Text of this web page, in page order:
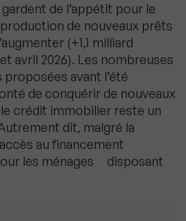
de l’appétit pour le
de nouveaux prêts
(+1,1 milliard
avril 2026). Les nombreuses
avant l’été
de conquérir de nouveaux
crédit immobilier reste un
dit, malgré la
au financement
les ménages disposant